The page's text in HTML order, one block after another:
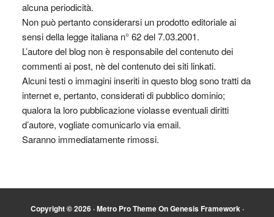
alcuna periodicità.
Non può pertanto considerarsi un prodotto editoriale ai
sensi della legge italiana n° 62 del 7.03.2001.
L’autore del blog non è responsabile del contenuto dei
commenti ai post, nè del contenuto dei siti linkati.
Alcuni testi o immagini inseriti in questo blog sono tratti da
internet e, pertanto, considerati di pubblico dominio;
qualora la loro pubblicazione violasse eventuali diritti
d’autore, vogliate comunicarlo via email.
Saranno immediatamente rimossi.
Copyright © 2026 ·Metro Pro ThemeOnGenesis Framework·